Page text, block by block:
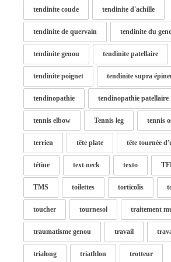
tendinite coude tendinite d'achille
tendinite de quervain tendinite du
tendinite genou tendinite patellaire
tendinite poignet tendinite supra
tendinopathie tendinopathie patellaire
tennis elbow Tennis leg tennis
terrien tête plate tête tournée
tétine text neck texto
TMS toilettes torticolis
toucher tournesol traitement
traumatisme genou travail
trialong triathlon trotteur